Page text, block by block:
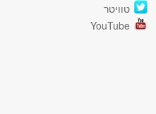
טוויטר
YouTube